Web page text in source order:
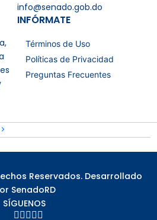
info@senado.gob.do
INFÓRMATE
Términos de Uso
Políticas de Privacidad
Preguntas Frecuentes
Reservados. Desarrollado
SenadoRD
SÍGUENOS
    